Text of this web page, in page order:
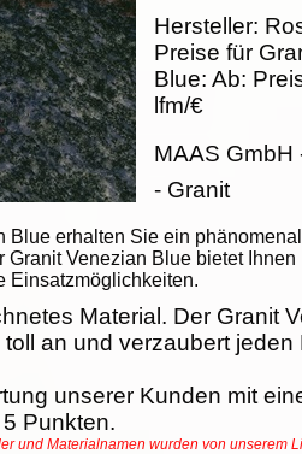
Blue erhalten Sie ein
Granit Venezian Blue bietet Ihnen
Einsatzmöglichkeiten.
Hersteller:
Preise für
Blue: Ab:
lfm/€
MAAS GmbH
- Granit
Material. Der Granit
an und verzaubert jeden
unserer Kunden mit
5 Punkten.
und Materialnamen wurden von unserem